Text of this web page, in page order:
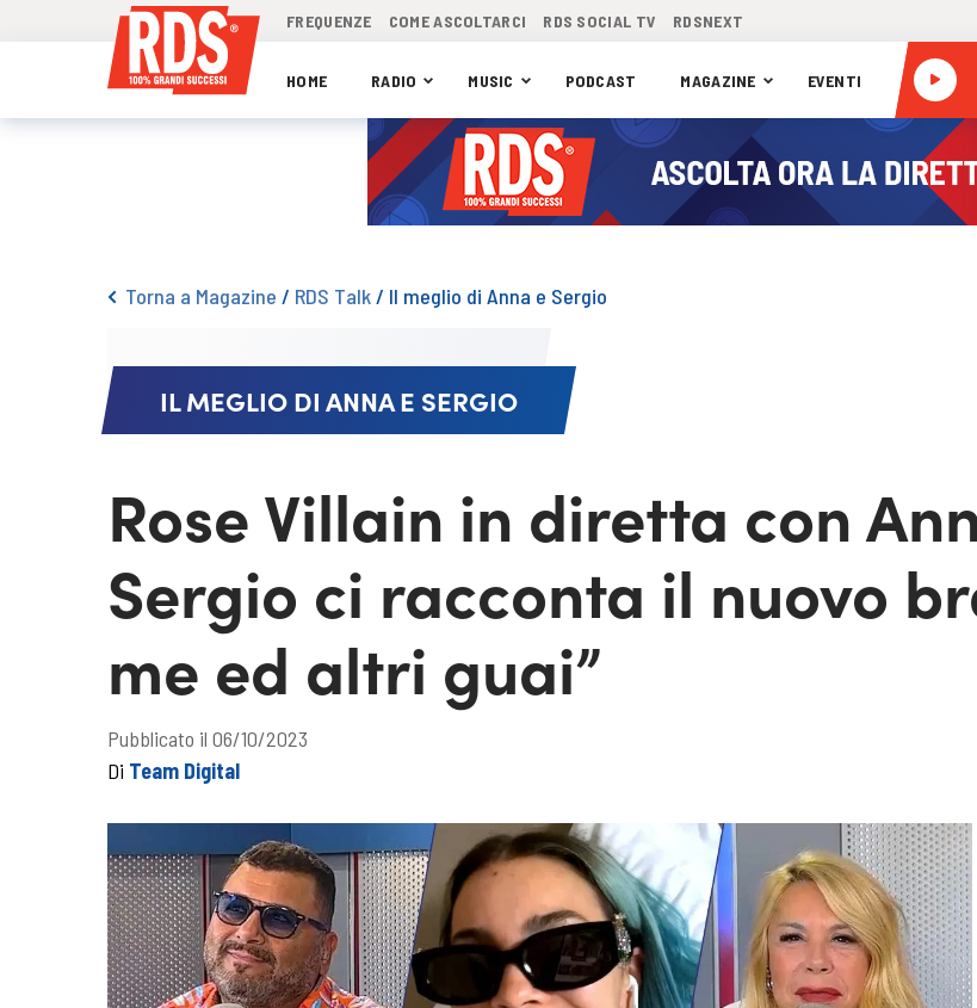
FREQUENZE COME ASCOLTARCI RDS SOCIAL TV RDSNEXT
HOME RADIO MUSIC PODCAST MAGAZINE EVENTI
Torna a Magazine / RDS Talk/ Il meglio di Anna e Sergio
IL MEGLIO DI ANNA E SERGIO
Rose Villain in diretta con
Sergio ci racconta il nuovo
me ed altri guai”
Pubblicato il 06/10/2023
Di Team Digital